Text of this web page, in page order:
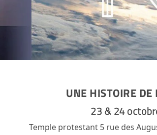
UNE HISTOIRE DE
23 & 24
Temple protestant 5 rue des